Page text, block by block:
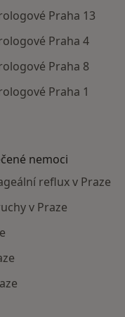
Praha 13
Praha 4
Praha 8
Praha 1
nemoci
reflux v Praze
v Praze